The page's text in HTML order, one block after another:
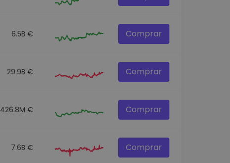
6.5B € Comprar
29.9B € Comprar
426.8M € Comprar
7.6B € Comprar